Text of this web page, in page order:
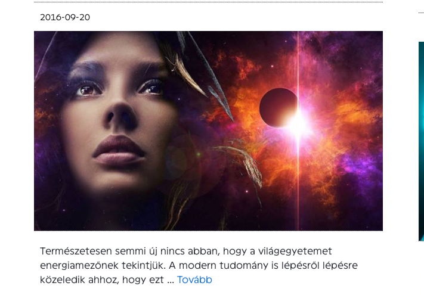
2016-09-20
Természetesen semmi új nincs abban, hogy a világegyetemet
energiamezőnek tekintjük. A modern tudomány is lépésről lépésre
közeledik ahhoz, hogy ezt ... Tovább